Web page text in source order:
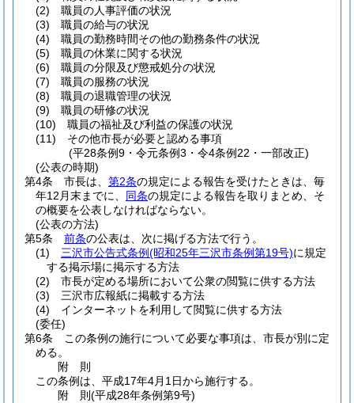
(2)
職員の人事評価の状況
(3)
職員の給与の状況
(4)
職員の勤務時間その他の勤務条件の状況
(5)
職員の休業に関する状況
(6)
職員の分限及び懲戒処分の状況
(7)
職員の服務の状況
(8)
職員の退職管理の状況
(9)
職員の研修の状況
(10)
職員の福祉及び利益の保護の状況
(11)
その他市長が必要と認める事項
(平28条例9・令元条例3・令4条例22・一部改正)
(公表の時期)
第4条
市長は、 第2条の規定による報告を受けたときは、毎
年12月末までに、 同条の規定による報告を取りまとめ、そ
の概要を公表しなければならない。
(公表の方法)
第5条
前条の公表は、次に掲げる方法で行う。
(1)
三沢市公告式条例(昭和25年三沢市条例第19号)に規定
する掲示場に掲示する方法
(2)
市長が定める場所において公衆の閲覧に供する方法
(3)
三沢市広報紙に掲載する方法
(4)
インターネットを利用して閲覧に供する方法
(委任)
第6条
この条例の施行について必要な事項は、市長が別に定
める。
附 則
この条例は、平成17年4月1日から施行する。
附 則(平成28年条例第9号)